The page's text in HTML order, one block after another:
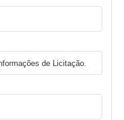
de Licitação.